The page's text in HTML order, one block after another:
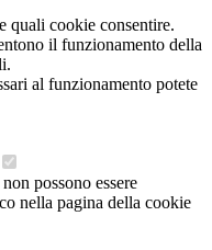
quali cookie consentire.
il funzionamento della
al funzionamento potete
possono essere
nella pagina della cookie